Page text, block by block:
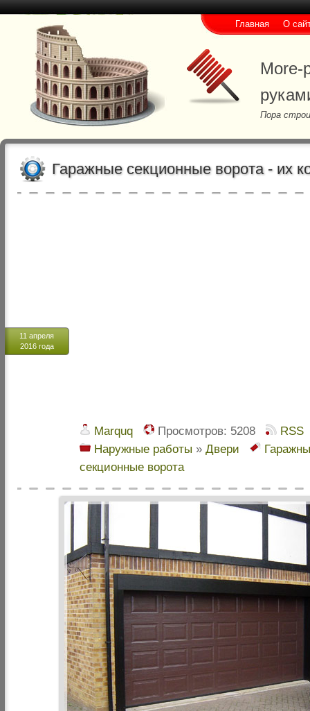
More-
Пора
Главная О
Гаражные секционные ворота - их
11 апреля
2016 года
Marquq Просмотров: 5208
RSS
Наружные работы » Двери
секционные ворота